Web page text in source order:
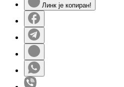
Линк је копиран!